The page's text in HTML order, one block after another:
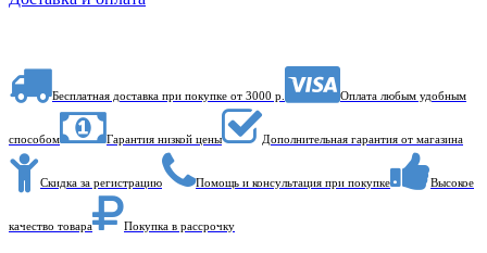
Бесплатная доставка при покупке от 3000 р. Оплата любым удобным
способом Гарантия низкой цены Дополнительная гарантия от магазина
Скидка за регистрацию Помощь и консультация при покупке Высокое
качество товара Покупка в рассрочку